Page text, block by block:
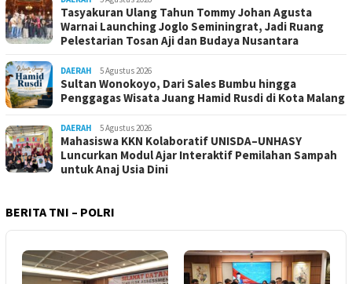
Tasyakuran Ulang Tahun Tommy Johan Agusta
Warnai Launching Joglo Seminingrat, Jadi Ruang
Pelestarian Tosan Aji dan Budaya Nusantara
DAERAH 5 Agustus 2026
Sultan Wonokoyo, Dari Sales Bumbu hingga
Penggagas Wisata Juang Hamid Rusdi di Kota Malang
DAERAH 5 Agustus 2026
Mahasiswa KKN Kolaboratif UNISDA–UNHASY
Luncurkan Modul Ajar Interaktif Pemilahan Sampah
untuk Anaj Usia Dini
BERITA TNI – POLRI